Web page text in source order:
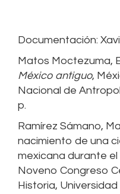
Documentación:
Matos Moctezuma,
México antiguo,
Nacional de
p.
Ramírez Sámano,
nacimiento de una
mexicana durante el
Noveno Congreso
Historia,